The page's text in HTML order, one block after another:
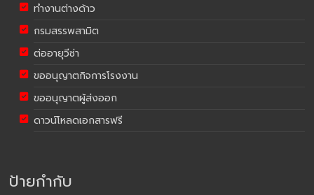
ทำงานต่างด้าว
กรมสรรพสามิต
ต่ออายุวีซ่า
ขออนุญาตกิจการโรงงาน
ขออนุญาตผู้ส่งออก
ดาวน์โหลดเอกสารฟรี
ป้ายกำกับ